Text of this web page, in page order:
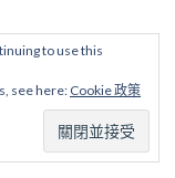
to use this
see here: Cookie 政策